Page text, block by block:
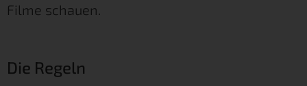
Filme schauen.
Die Regeln